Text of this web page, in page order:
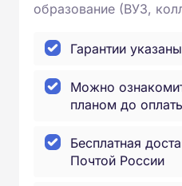
образование (ВУЗ,
Гарантии
Можно
планом до
Бесплатная
Почтой России